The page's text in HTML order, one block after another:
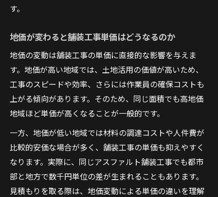
す。
地価が変わると舗装工事単価はどうなるのか
地価の変動は舗装工事の単価に直接的な影響を与えま
す。地価が高い地域では、土地活用の価値が高いため、
工事のスピードや効率、さらには作業員の確保コストも
上がる傾向があります。そのため、同じ面積でも高地価
地域ほど単価が高くなることが一般的です。
一方、地価が低い地域では材料の調達コストや人件費が
比較的安価な場合が多く、舗装工事の単価も抑えやすく
なります。実際に、同じアスファルト舗装工事でも都市
部と地方で数千円単位の差が生まれることもあります。
見積もりを取る際は、地価変動による単価の違いを理解